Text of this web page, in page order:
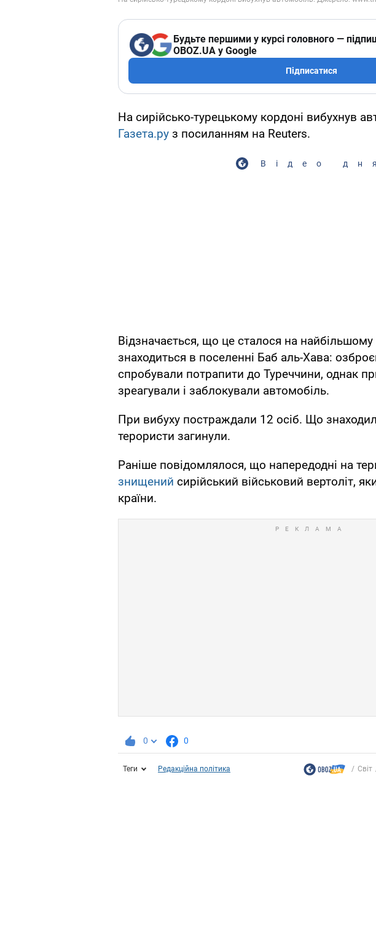
Будьте першими у курсі головного —
OBOZ.UA у Google
Підписатися
На сирійсько-турецькому кордоні вибухнув
Газета.ру з посиланням на Reuters.
Відео
Відзначається, що це сталося на
знаходиться в поселенні Баб аль-Хава:
спробували потрапити до Туреччини, однак
зреагували і заблокували автомобіль.
При вибуху постраждали 12 осіб. Що
терористи загинули.
Раніше повідомлялося, що напередодні на
знищений сирійський військовий вертоліт,
країни.
0 0
Теги Редакційна політика Світ